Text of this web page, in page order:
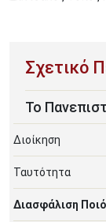
To
Διοίκηση
Ταυτότητα
Διασφάλιση